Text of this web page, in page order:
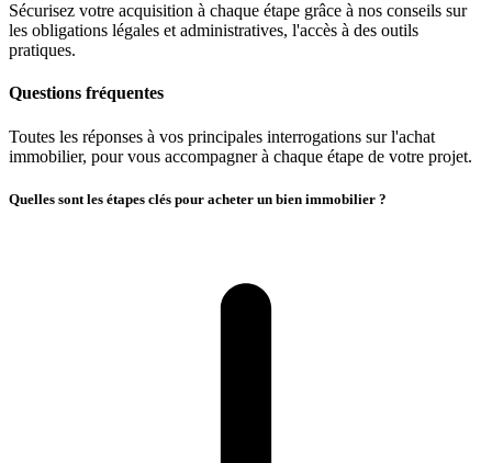
Sécurisez votre acquisition à chaque étape grâce à nos conseils sur
les obligations légales et administratives, l'accès à des outils
pratiques.
Questions fréquentes
Toutes les réponses à vos principales interrogations sur l'achat
immobilier, pour vous accompagner à chaque étape de votre projet.
Quelles sont les étapes clés pour acheter un bien immobilier ?